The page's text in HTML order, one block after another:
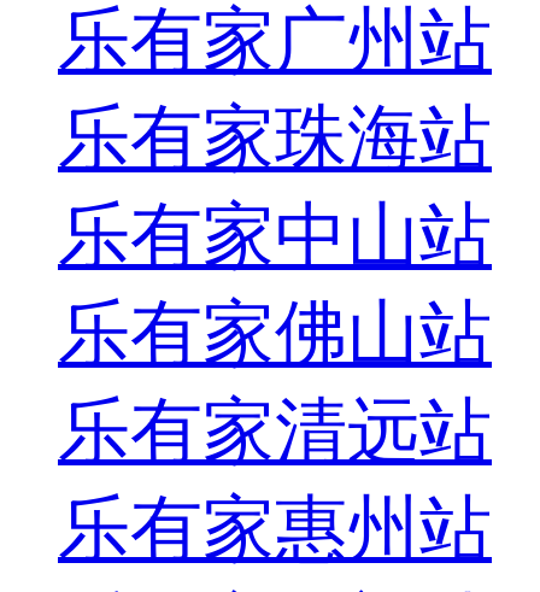
乐有家广州站
乐有家珠海站
乐有家中山站
乐有家佛山站
乐有家清远站
乐有家惠州站